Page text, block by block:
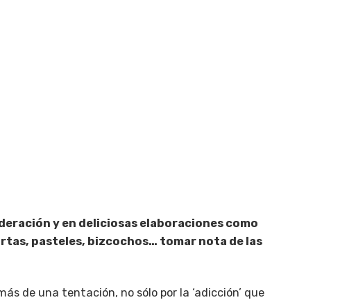
y en deliciosas elaboraciones como
pasteles, bizcochos… tomar nota de las
de una tentación, no sólo por la ‘adicción’ que